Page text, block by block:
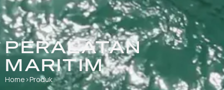
PERALATAN
MARITIM
Home ›Produk